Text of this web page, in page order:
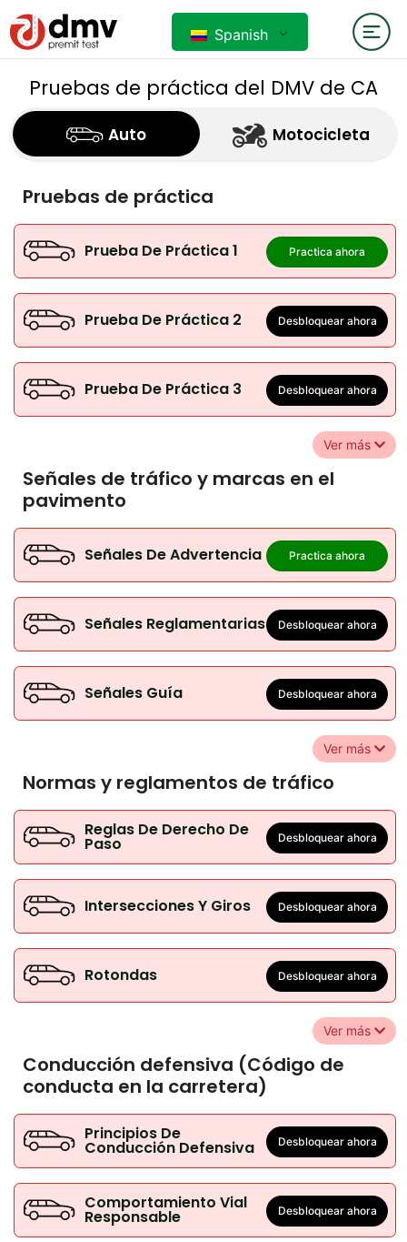
Spanish
Pruebas de práctica del DMV de CA
Auto Motocicleta
Pruebas de práctica
Prueba De Práctica 1 Practica ahora
Prueba De Práctica 2 Desbloquear ahora
Prueba De Práctica 3 Desbloquear ahora
Ver más
Señales de tráfico y marcas en el
pavimento
Señales De Advertencia Practica ahora
Señales Reglamentarias Desbloquear ahora
Señales Guía Desbloquear ahora
Ver más
Normas y reglamentos de tráfico
Reglas De Derecho De
Paso Desbloquear ahora
Intersecciones Y Giros Desbloquear ahora
Rotondas Desbloquear ahora
Ver más
Conducción defensiva (Código de
conducta en la carretera)
Principios De
Conducción Defensiva Desbloquear ahora
Comportamiento Vial
Responsable Desbloquear ahora